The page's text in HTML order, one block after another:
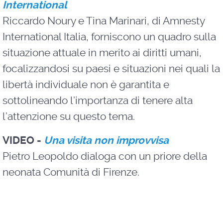
International
Riccardo Noury e Tina Marinari, di Amnesty
International Italia, forniscono un quadro sulla
situazione attuale in merito ai diritti umani,
focalizzandosi su paesi e situazioni nei quali la
libertà individuale non è garantita e
sottolineando l’importanza di tenere alta
l’attenzione su questo tema.
VIDEO - Una visita non improvvisa
Pietro Leopoldo dialoga con un priore della
neonata Comunità di Firenze.